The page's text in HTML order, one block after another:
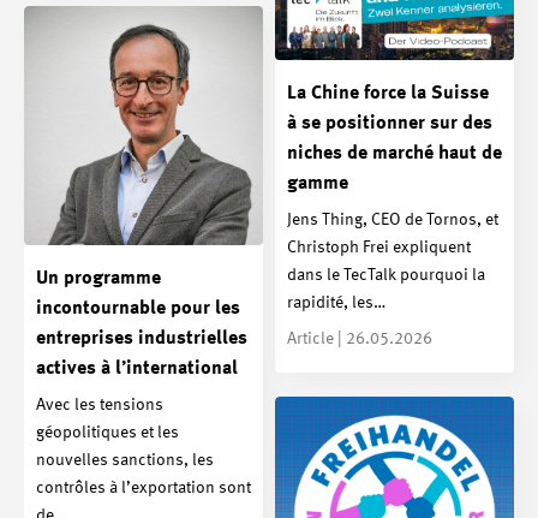
La Chine force la Suisse
à se positionner sur des
niches de marché haut de
gamme
Jens Thing, CEO de Tornos, et
Christoph Frei expliquent
dans le TecTalk pourquoi la
rapidité, les…
Article | 26.05.2026
Un programme
incontournable pour les
entreprises industrielles
actives à l’international
Avec les tensions
géopolitiques et les
nouvelles sanctions, les
contrôles à l’exportation sont